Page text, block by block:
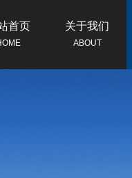
首页 关于我们
ABOUT